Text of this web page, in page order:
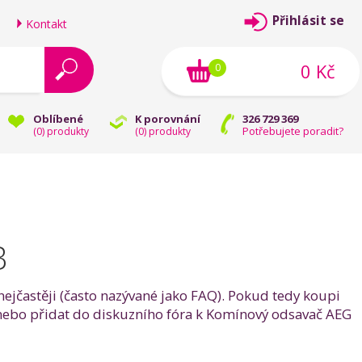
Kontakt
Oblíbené
(0) produkty
K porovnání
(0) produkty
326 729 369
Potřebujete poradit?
Přihlásit se
0 Kč
0
(často nazývané jako FAQ). Pokud tedy koupi
přidat do diskuzního fóra k Komínový odsavač AEG